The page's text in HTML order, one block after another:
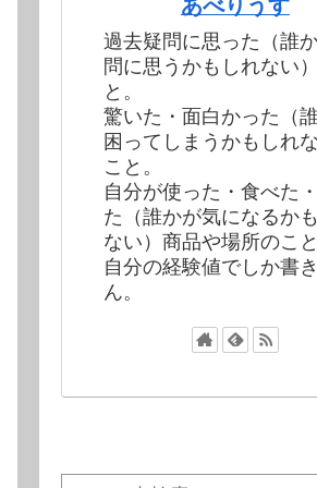
あべりうす
過去疑問に思った（誰
問に思うかもしれない
と。
驚いた・面白かった（
困ってしまうかもしれな
こと。
自分が使った・食べた
た（誰かが気になるか
ない）商品や場所のこと
自分の経験値でしか書
ん。